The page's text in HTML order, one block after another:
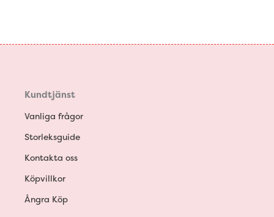
Kundtjänst
Vanliga frågor
Storleksguide
Kontakta oss
Köpvillkor
Ångra Köp